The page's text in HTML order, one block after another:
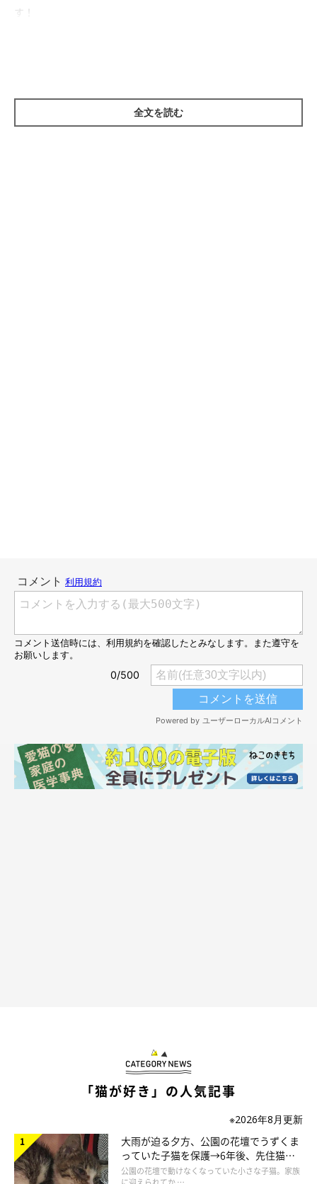
す！
台の上に飛び乗るここちゃん
するとここちゃんは、飼い主さんが揺らしているヒモをキャッチ
しようと、「パー」に広げたお手てをぐい〜っと伸ばし始めまし
全文を読む
「猫が好き」の人気記事
※2026年8月更新
大雨が迫る夕方、公園の花壇でうずくま
っていた子猫を保護→6年後、先住猫
と“姉妹”のような関係に
公園の花壇で動けなくなっていた小さな子猫。家族